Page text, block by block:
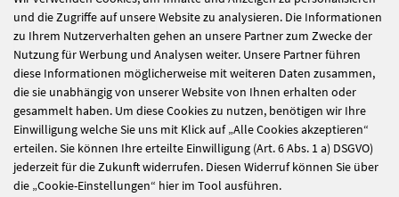
alle Nachrichten
Ausbildungstour
Herzlich
willkommen bei den
Ordenswerken!
und die Zugriffe auf unsere Website zu analysieren. Die Informationen
zu Ihrem Nutzerverhalten gehen an unsere Partner zum Zwecke der
Nutzung für Werbung und Analysen weiter. Unsere Partner führen
diese Informationen möglicherweise mit weiteren Daten zusammen,
die sie unabhängig von unserer Website von Ihnen erhalten oder
gesammelt haben. Um diese Cookies zu nutzen, benötigen wir Ihre
Einwilligung welche Sie uns mit Klick auf „Alle Cookies akzeptieren“
erteilen. Sie können Ihre erteilte Einwilligung (Art. 6 Abs. 1 a) DSGVO)
jederzeit für die Zukunft widerrufen. Diesen Widerruf können Sie über
die „Cookie-Einstellungen“ hier im Tool ausführen.